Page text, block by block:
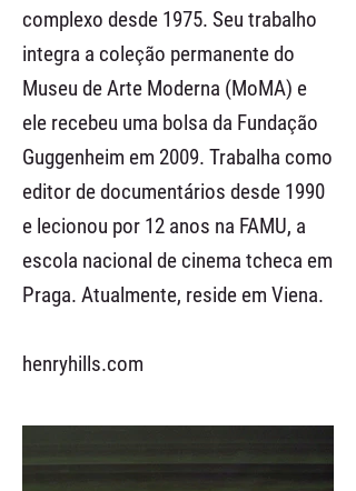
complexo desde 1975. Seu trabalho
integra a coleção permanente do
Museu de Arte Moderna (MoMA) e
ele recebeu uma bolsa da Fundação
Guggenheim em 2009. Trabalha como
editor de documentários desde 1990
e lecionou por 12 anos na FAMU, a
escola nacional de cinema tcheca em
Praga. Atualmente, reside em Viena.
henryhills.com